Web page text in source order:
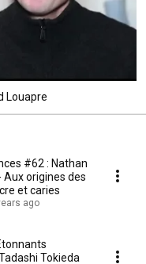
Louapre
#62 : Nathan
origines des
et caries
ago
Tokieda